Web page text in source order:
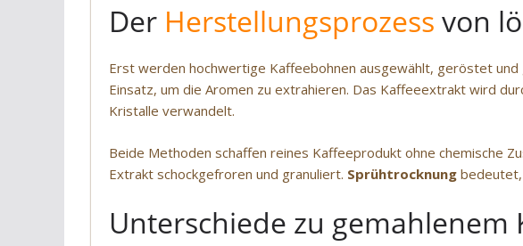
Der Herstellungsprozess von
Erst werden hochwertige Kaffeebohnen ausgewählt, geröstet und
Einsatz, um die Aromen zu extrahieren. Das Kaffeeextrakt wird
Kristalle verwandelt.
Beide Methoden schaffen reines Kaffeeprodukt ohne chemische
Extrakt schockgefroren und granuliert. Sprühtrocknung bedeutet,
Unterschiede zu gemahlenem